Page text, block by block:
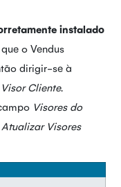
instalado
o Vendus
dirigir-se à
Visor Cliente.
Visores do
Atualizar Visores